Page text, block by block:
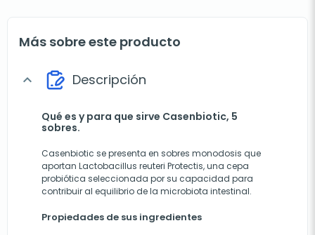
Más sobre este producto
expand_more Descripción
Qué es y para que sirve Casenbiotic, 5
sobres.
Casenbiotic se presenta en sobres monodosis que
aportan Lactobacillus reuteri Protectis, una cepa
probiótica seleccionada por su capacidad para
contribuir al equilibrio de la microbiota intestinal.
Propiedades de sus ingredientes